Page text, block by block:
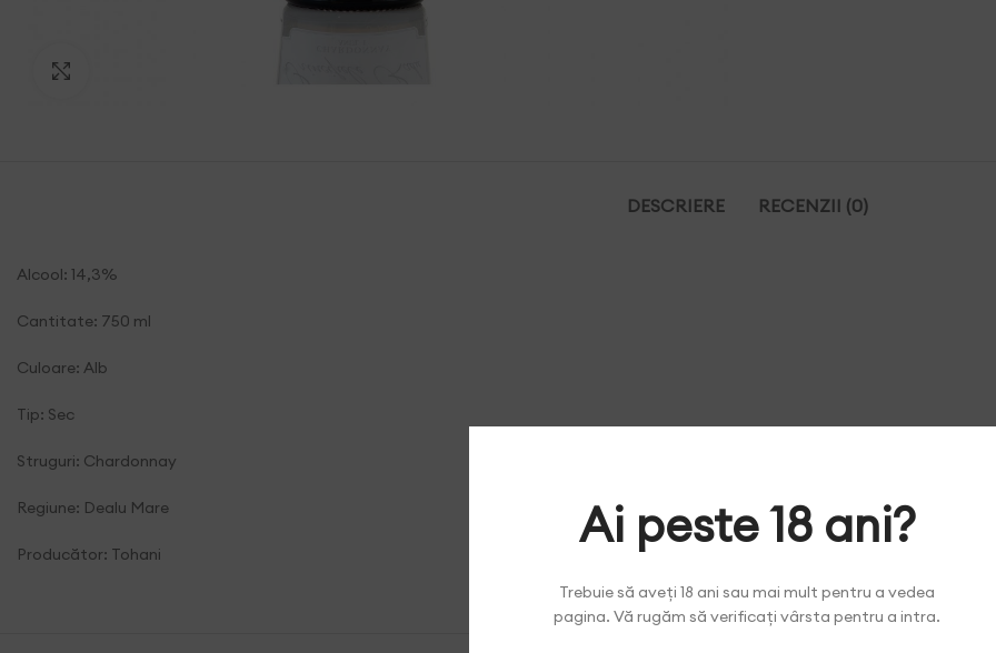
Ai peste 18 ani?
Trebuie să aveți 18 ani sau mai mult pentru a vedea
pagina. Vă rugăm să verificați vârsta pentru a intra.
DESCRIERE RECENZII (0)
Alcool: 14,3%
Cantitate: 750 ml
Culoare: Alb
Tip: Sec
Struguri: Chardonnay
Regiune: Dealu Mare
Producător: Tohani